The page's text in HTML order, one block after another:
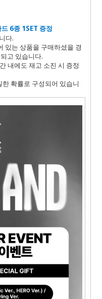
6종 1SET 증정
다.
있는 상품을 구매하셨을 경
고 있습니다.
내에도 재고 소진 시 증정
확률로 구성되어 있습니